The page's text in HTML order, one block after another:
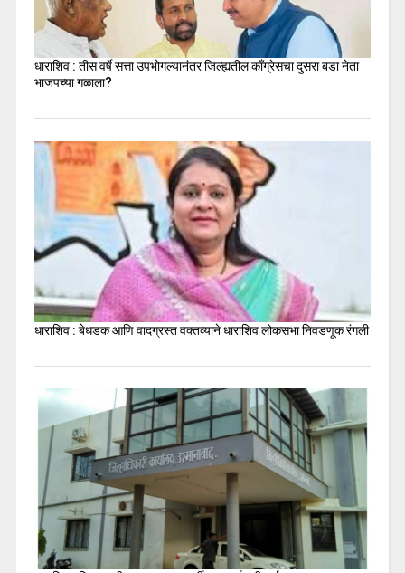
धाराशिव : तीस वर्षे सत्ता उपभोगल्यानंतर जिल्ह्यतील कॉंग्रेसचा दुसरा बडा नेता
भाजपच्या गळाला?
धाराशिव : बेधडक आणि वादग्रस्त वक्तव्याने धाराशिव लोकसभा निवडणूक रंगली